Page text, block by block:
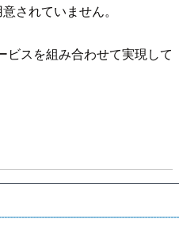
されていません。
ビスを組み合わせて実現して